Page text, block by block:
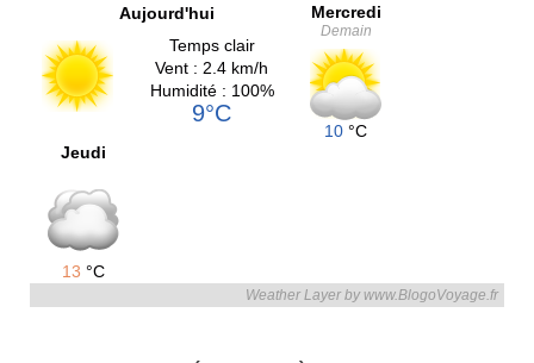
Aujourd'hui
Temps clair
Vent : 2.4 km/h
Humidité : 100%
9°C
Mercredi
Demain
10 °C
Jeudi
13 °C
Weather Layer by www.BlogoVoyage.fr